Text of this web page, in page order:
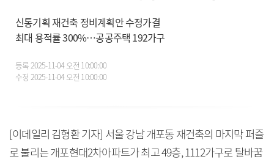
신통기획 재건축 정비계획안 수정가결
최대 용적률 300%…공공주택 192가구
등록2025-11-04 오전 10:00:00
수정 2025-11-04 오전 10:00:00
[이데일리 김형환 기자] 서울 강남 개포동 재건축의 마지막 퍼즐
로 불리는 개포현대2차아파트가 최고 49층, 1112가구로 탈바꿈